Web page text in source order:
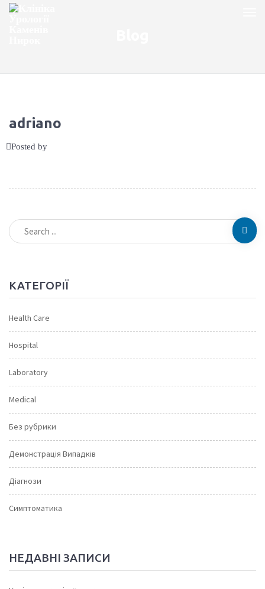
adriano
Posted by
КАТЕГОРІЇ
Health Care
Hospital
Laboratory
Medical
Без рубрики
Демонстрація Випадків
Діагнози
Симптоматика
НЕДАВНІ ЗАПИСИ